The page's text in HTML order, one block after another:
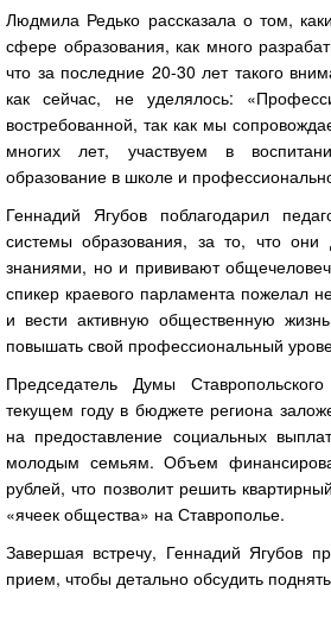
Людмила Редько рассказала о том,
сфере образования, как много
что за последние 20-30 лет такого
как сейчас, не уделялось:
востребованной, так как мы
многих лет, участвуем в
образование в школе и
Геннадий Ягубов поблагодарил
системы образования, за то, что они
знаниями, но и прививают
спикер краевого парламента пожелал
и вести активную общественную
повышать свой профессиональный
Председатель Думы
текущем году в бюджете региона
на предоставление социальных
молодым семьям. Объем
рублей, что позволит решить
«ячеек общества» на Ставрополье.
Завершая встречу, Геннадий Ягубов
прием, чтобы детально обсудить